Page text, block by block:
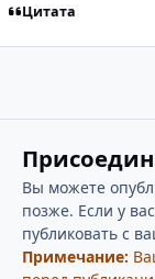
Цитата
Вы можете
позже. Если у
публиковать с
Примечание: